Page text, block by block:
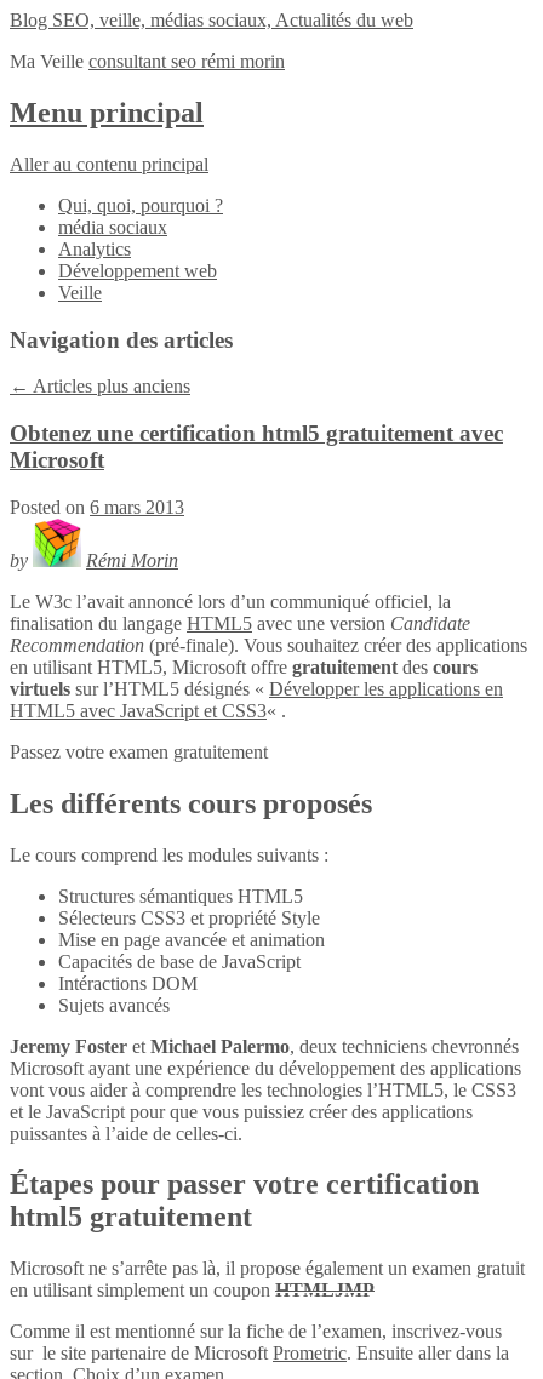
Blog SEO, veille, médias sociaux, Actualités du web
Ma Veille consultant seo rémi morin
Menu principal
Aller au contenu principal
Qui, quoi, pourquoi ?
média sociaux
Analytics
Développement web
Veille
Navigation des articles
← Articles plus anciens
Obtenez une certification html5 gratuitement avec
Microsoft
Posted on 6 mars 2013
by
Rémi Morin
Le W3c l’avait annoncé lors d’un communiqué officiel, la
finalisation du langage HTML5 avec une version Candidate
Recommendation (pré-finale). Vous souhaitez créer des applications
en utilisant HTML5, Microsoft offre gratuitement des cours
virtuels sur l’HTML5 désignés « Développer les applications en
HTML5 avec JavaScript et CSS3« .
Passez votre examen gratuitement
Les différents cours proposés
Le cours comprend les modules suivants :
Structures sémantiques HTML5
Sélecteurs CSS3 et propriété Style
Mise en page avancée et animation
Capacités de base de JavaScript
Intéractions DOM
Sujets avancés
Jeremy Foster et Michael Palermo, deux techniciens chevronnés
Microsoft ayant une expérience du développement des applications
vont vous aider à comprendre les technologies l’HTML5, le CSS3
et le JavaScript pour que vous puissiez créer des applications
puissantes à l’aide de celles-ci.
Étapes pour passer votre certification
html5 gratuitement
Microsoft ne s’arrête pas là, il propose également un examen gratuit
en utilisant simplement un coupon HTMLJMP
Comme il est mentionné sur la fiche de l’examen, inscrivez-vous
sur le site partenaire de Microsoft Prometric. Ensuite aller dans la